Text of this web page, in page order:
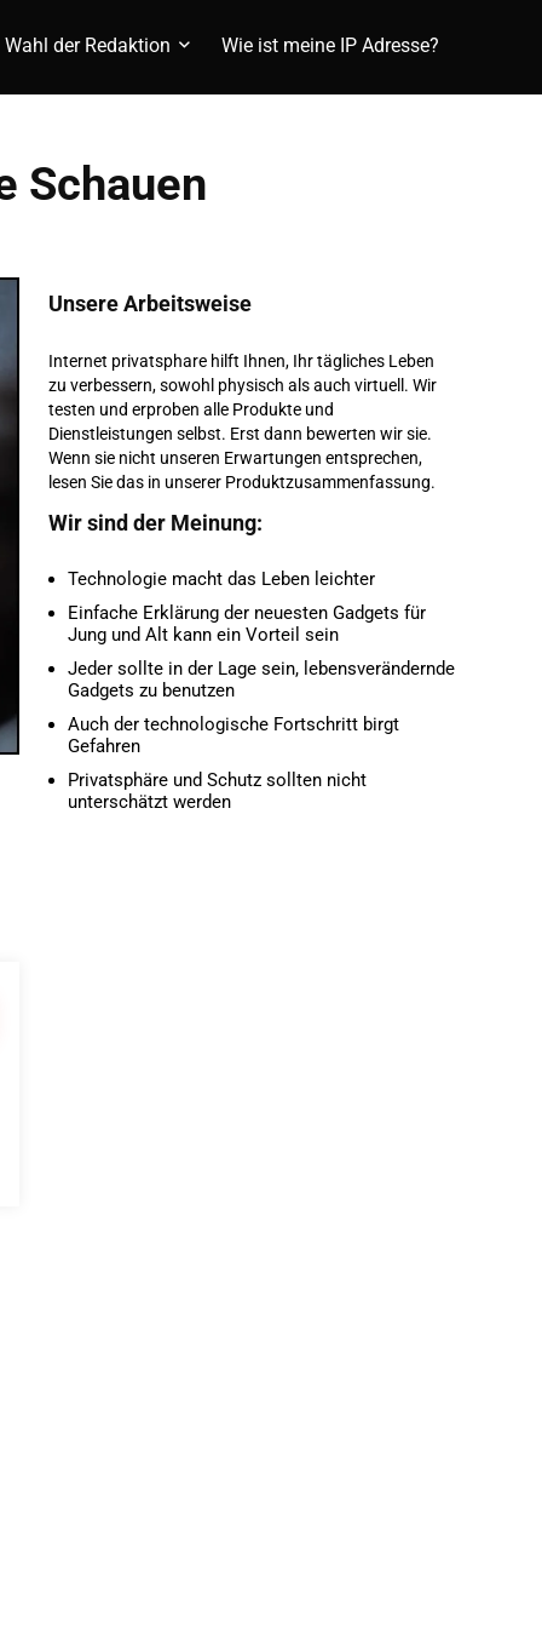
Wahl der Redaktion Wie ist meine IP Adresse?
Schauen
Unsere Arbeitsweise
Internet privatsphare hilft Ihnen, Ihr tägliches Leben
zu verbessern, sowohl physisch als auch virtuell. Wir
testen und erproben alle Produkte und
Dienstleistungen selbst. Erst dann bewerten wir sie.
Wenn sie nicht unseren Erwartungen entsprechen,
lesen Sie das in unserer Produktzusammenfassung.
Wir sind der Meinung:
Technologie macht das Leben leichter
Einfache Erklärung der neuesten Gadgets für
Jung und Alt kann ein Vorteil sein
Jeder sollte in der Lage sein, lebensverändernde
Gadgets zu benutzen
Auch der technologische Fortschritt birgt
Gefahren
Privatsphäre und Schutz sollten nicht
unterschätzt werden